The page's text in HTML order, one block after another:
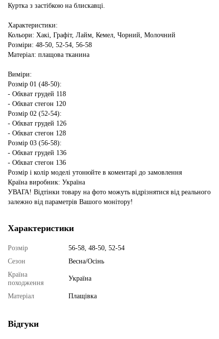
Куртка з застібкою на блискавці.
Характеристики:
Кольори: Хакі, Графіт, Лайм, Кемел, Чорний, Молочний
Розміри: 48-50, 52-54, 56-58
Матеріал: плащова тканина
Виміри:
Розмір 01 (48-50):
- Обхват грудей 118
- Обхват стегон 120
Розмір 02 (52-54):
- Обхват грудей 126
- Обхват стегон 128
Розмір 03 (56-58):
- Обхват грудей 136
- Обхват стегон 136
Розмір і колір моделі утонюйте в коментарі до замовлення
Країна виробник: Україна
УВАГА! Відтінки товару на фото можуть відрізнятися від реального
залежно від параметрів Вашого монітору!
Характеристики
Розмір
56-58, 48-50, 52-54
Сезон
Весна/Осінь
Країна
походження
Україна
Матеріал Плащівка
Відгуки